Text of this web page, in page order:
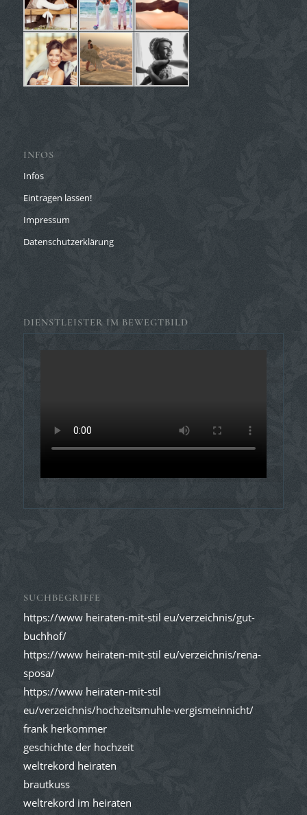
INFOS
Infos
Eintragen lassen!
Impressum
Datenschutzerklärung
DIENSTLEISTER IM BEWEGTBILD
SUCHBEGRIFFE
https://www heiraten-mit-stil eu/verzeichnis/gut-
buchhof/
https://www heiraten-mit-stil eu/verzeichnis/rena-
sposa/
https://www heiraten-mit-stil
eu/verzeichnis/hochzeitsmuhle-vergismeinnicht/
frank herkommer
geschichte der hochzeit
weltrekord heiraten
brautkuss
weltrekord im heiraten